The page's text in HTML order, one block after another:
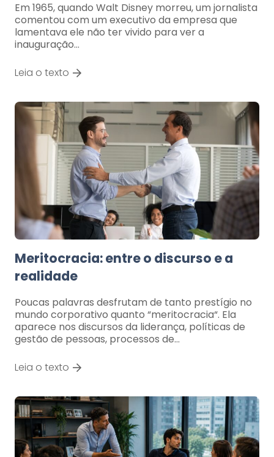
Em 1965, quando Walt Disney morreu, um jornalista
comentou com um executivo da empresa que
lamentava ele não ter vivido para ver a
inauguração…
Leia o texto
Meritocracia: entre o discurso e a
realidade
Poucas palavras desfrutam de tanto prestígio no
mundo corporativo quanto “meritocracia“. Ela
aparece nos discursos da liderança, políticas de
gestão de pessoas, processos de…
Leia o texto